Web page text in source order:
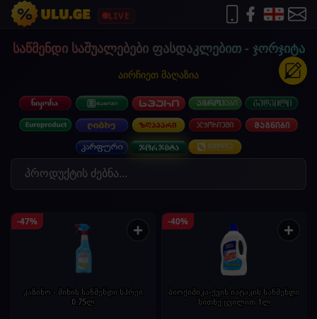
LIVE
საწმენდი საშუალებები ფასდაკლებით - ჯორჯიტა
აირჩიეთ მაღაზია
-47% +
კაზინო - მინის საწმენდი სპრეი
0.75ლ
-40% +
ბიოქიმიკა-ქვის იატაკის საწმენდი
სითხე ცვილით 1ლ